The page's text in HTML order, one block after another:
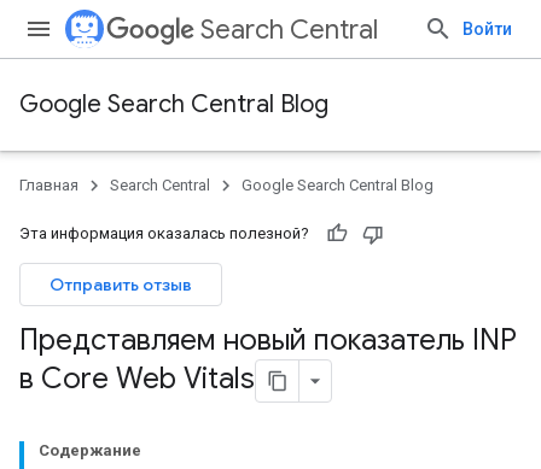
Search Central Войти
Google Search Central Blog
Главная Search Central Google Search Central Blog
Эта информация оказалась полезной?
Отправить отзыв
Представляем новый показатель INP
в Core Web Vitals
Содержание